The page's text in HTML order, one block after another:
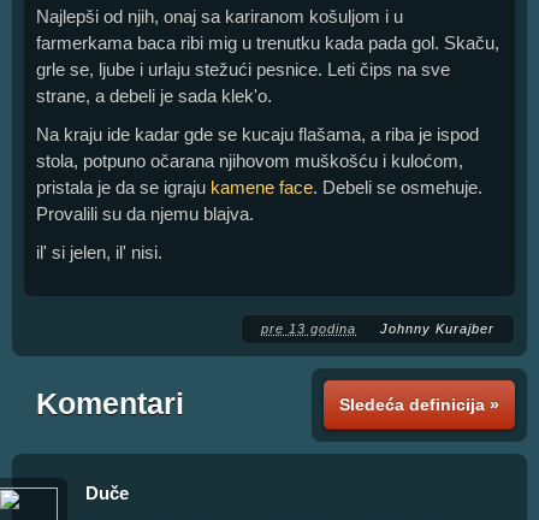
Najlepši od njih, onaj sa kariranom košuljom i u
farmerkama baca ribi mig u trenutku kada pada gol. Skaču,
grle se, ljube i urlaju stežući pesnice. Leti čips na sve
strane, a debeli je sada klek'o.
Na kraju ide kadar gde se kucaju flašama, a riba je ispod
stola, potpuno očarana njihovom muškošću i kuloćom,
pristala je da se igraju kamene face. Debeli se osmehuje.
Provalili su da njemu blajva.
il' si jelen, il' nisi.
pre 13 godina Johnny Kurajber
Sledeća definicija »
Komentari
Duče